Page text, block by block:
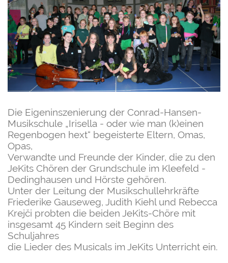
Die Eigeninszenierung der Conrad-Hansen-
Musikschule „Irisella - oder wie man (k)einen
Regenbogen hext“ begeisterte Eltern, Omas,
Opas,
Verwandte und Freunde der Kinder, die zu den
JeKits Chören der Grundschule im Kleefeld -
Dedinghausen und Hörste gehören.
Unter der Leitung der Musikschullehrkräfte
Friederike Gauseweg, Judith Kiehl und Rebecca
Krejči probten die beiden JeKits-Chöre mit
insgesamt 45 Kindern seit Beginn des
Schuljahres
die Lieder des Musicals im JeKits Unterricht ein.